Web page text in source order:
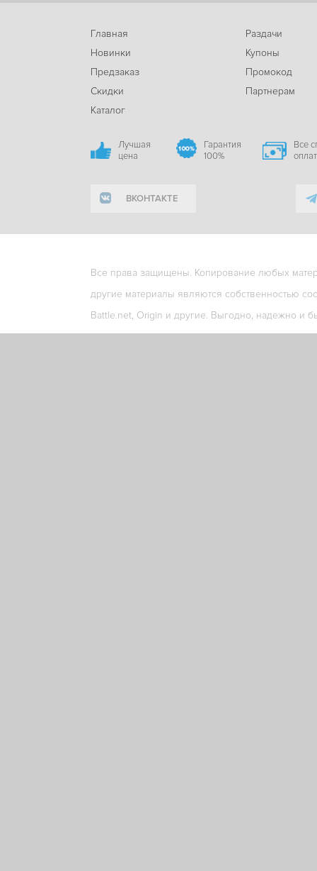
Главная
Новинки
Предзаказ
Скидки
Каталог
Раздачи
Купоны
Промокод
Партнерам
Лучшая
цена
Гарантия
100%
Все
ВКОНТАКТЕ
Все права защищены. Копирование любых
другие материалы являются собственностью
Battle.net, Origin и другие. Выгодно, надежно и